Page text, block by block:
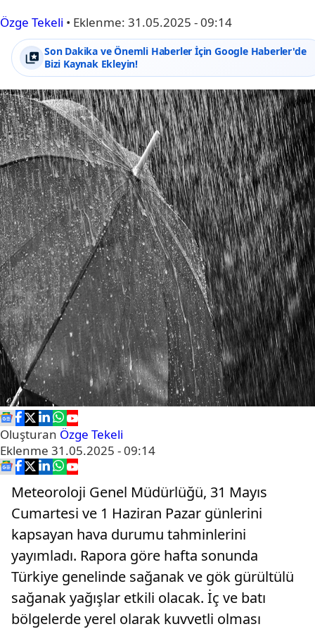
Özge Tekeli • Eklenme: 31.05.2025 - 09:14
Son Dakika ve Önemli Haberler İçin Google Haberler'de
Bizi Kaynak Ekleyin!
Oluşturan Özge Tekeli
Eklenme 31.05.2025 - 09:14
Meteoroloji Genel Müdürlüğü, 31 Mayıs
Cumartesi ve 1 Haziran Pazar günlerini
kapsayan hava durumu tahminlerini
yayımladı. Rapora göre hafta sonunda
Türkiye genelinde sağanak ve gök gürültülü
sağanak yağışlar etkili olacak. İç ve batı
bölgelerde yerel olarak kuvvetli olması